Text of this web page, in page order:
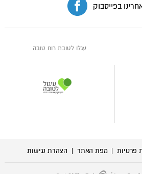
עגלו לטובת רוח טובה
בפייסבוק
פרטיות מפת האתר הצהרת נגישות